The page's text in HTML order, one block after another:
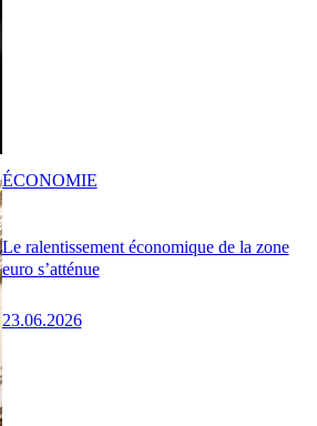
Le ralentissement économique de la zone
euro s’atténue
23.06.2026
ÉCONOMIE